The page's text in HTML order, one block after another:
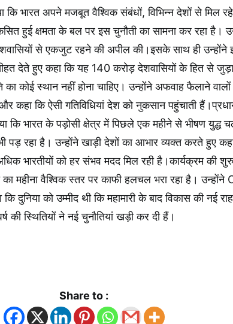
कि भारत अपने मजबूत वैश्विक संबंधों, विभिन्न देशों से मिल
हुई क्षमता के बल पर इस चुनौती का सामना कर रहा है।
से एकजुट रहने की अपील की।इसके साथ ही उन्होंने
देते हुए कहा कि यह 140 करोड़ देशवासियों के हित से
का कोई स्थान नहीं होना चाहिए। उन्होंने अफवाह फैलाने
कहा कि ऐसी गतिविधियां देश को नुकसान पहुंचाती
कि भारत के पड़ोसी क्षेत्र में पिछले एक महीने से भीषण युद्ध
पड़ रहा है। उन्होंने खाड़ी देशों का आभार व्यक्त करते हुए
भारतीयों को हर संभव मदद मिल रही है।कार्यक्रम की
का महीना वैश्विक स्तर पर काफी हलचल भरा रहा है।
दुनिया को उम्मीद थी कि महामारी के बाद विकास की नई
की स्थितियों ने नई चुनौतियां खड़ी कर दी हैं।
Share to :